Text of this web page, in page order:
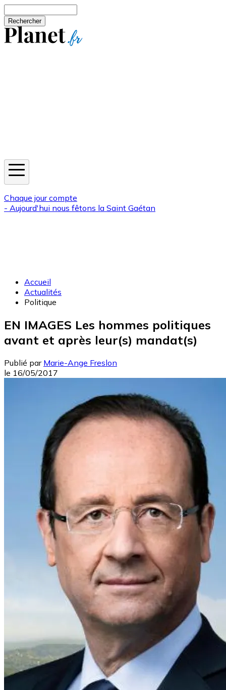
Chaque jour compte
- Aujourd'hui nous fêtons la Saint Gaétan
Accueil
Actualités
Politique
EN IMAGES Les hommes politiques
avant et après leur(s) mandat(s)
Publié par Marie-Ange Freslon
le 16/05/2017